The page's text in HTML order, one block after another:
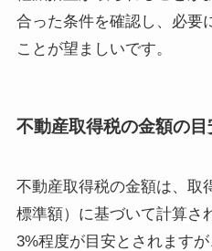
合った条件を確認し、必要
ことが望ましいです。
不動産取得税の金額の目
不動産取得税の金額は、取
標準額）に基づいて計算さ
3%程度が目安とされます